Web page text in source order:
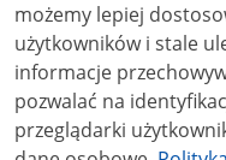
możemy lepiej
użytkowników i stale ulepszać
informacje
pozwalać na
przeglądarki